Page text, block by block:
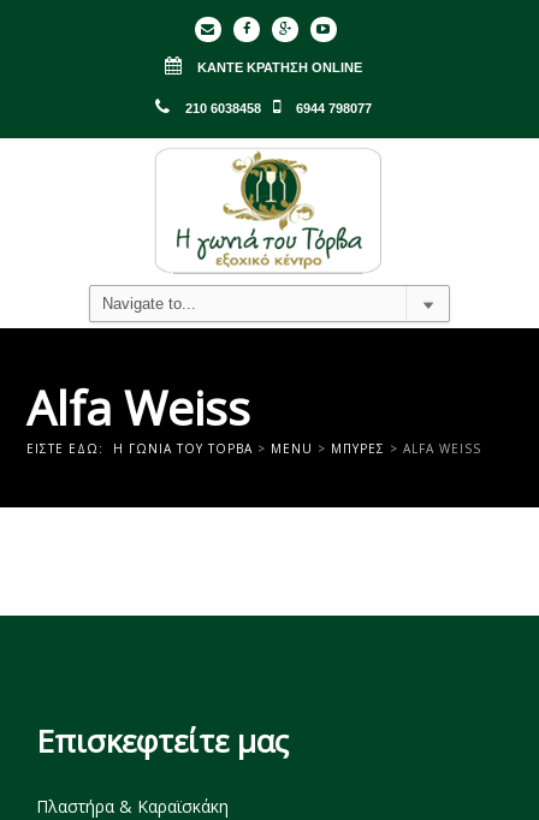
ΚΆΝΤΕ ΚΡΆΤΗΣΗ ONLINE
210 6038458 6944 798077
Alfa Weiss
ΕΊΣΤΕ ΕΔΏ: Η ΓΩΝΙΑ ΤΟΥ ΤΟΡΒΑ > MENU > ΜΠΎΡΕΣ >ALFA WEISS
Επισκεφτείτε μας
Πλαστήρα & Καραϊσκάκη